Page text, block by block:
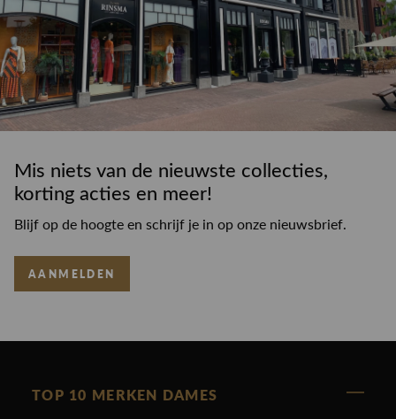
Mis niets van de nieuwste collecties,
korting acties en meer!
Blijf op de hoogte en schrijf je in op onze nieuwsbrief.
AANMELDEN
TOP 10 MERKEN DAMES